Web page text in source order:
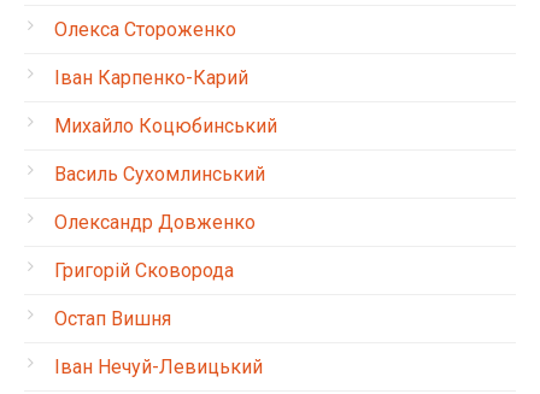
Олекса Стороженко
Іван Карпенко-Карий
Михайло Коцюбинський
Василь Сухомлинський
Олександр Довженко
Григорій Сковорода
Остап Вишня
Іван Нечуй-Левицький